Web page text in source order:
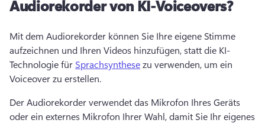
Audiorekorder von KI-Voiceovers?
Mit dem Audiorekorder können Sie Ihre eigene Stimme
aufzeichnen und Ihren Videos hinzufügen, statt die KI-
Technologie für Sprachsynthese zu verwenden, um ein
Voiceover zu erstellen.
Der Audiorekorder verwendet das Mikrofon Ihres Geräts
oder ein externes Mikrofon Ihrer Wahl, damit Sie Ihr eigenes